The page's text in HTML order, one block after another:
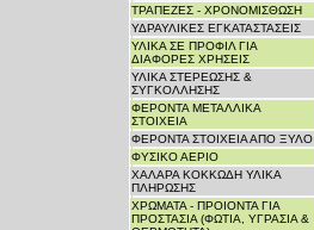
ΤΡΑΠΕΖΕΣ - ΧΡΟΝΟΜΙΣΘΩΣΗ
ΥΔΡΑΥΛΙΚΕΣ ΕΓΚΑΤΑΣΤΑΣΕΙΣ
ΥΛΙΚΑ ΣΕ ΠΡΟΦΙΛ ΓΙΑ
ΔΙΑΦΟΡΕΣ ΧΡΗΣΕΙΣ
ΥΛΙΚΑ ΣΤΕΡΕΩΣΗΣ &
ΣΥΓΚΟΛΛΗΣΗΣ
ΦΕΡΟΝΤΑ ΜΕΤΑΛΛΙΚΑ
ΣΤΟΙΧΕΙΑ
ΦΕΡΟΝΤΑ ΣΤΟΙΧΕΙΑ ΑΠΟ ΞΥΛΟ
ΦΥΣΙΚΟ ΑΕΡΙΟ
ΧΑΛΑΡΑ ΚΟΚΚΩΔΗ ΥΛΙΚΑ
ΠΛΗΡΩΣΗΣ
ΧΡΩΜΑΤΑ - ΠΡΟΙΟΝΤΑ ΓΙΑ
ΠΡΟΣΤΑΣΙΑ (ΦΩΤΙΑ, ΥΓΡΑΣΙΑ &